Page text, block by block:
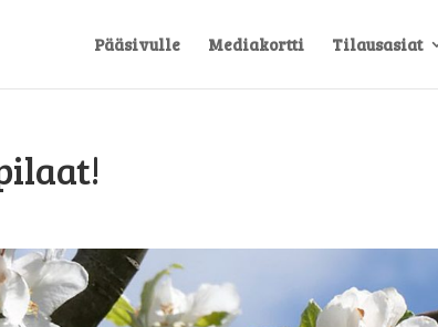
Pääsivulle Mediakortti Tilausasiat